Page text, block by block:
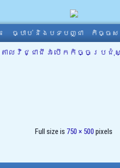
ច្បាប់ និងបទបញ្ជា កិច្ចស
ាលវិជ្ជាជីវៈ បើកកិច្ចប្
Full size is 750 × 500 pixels